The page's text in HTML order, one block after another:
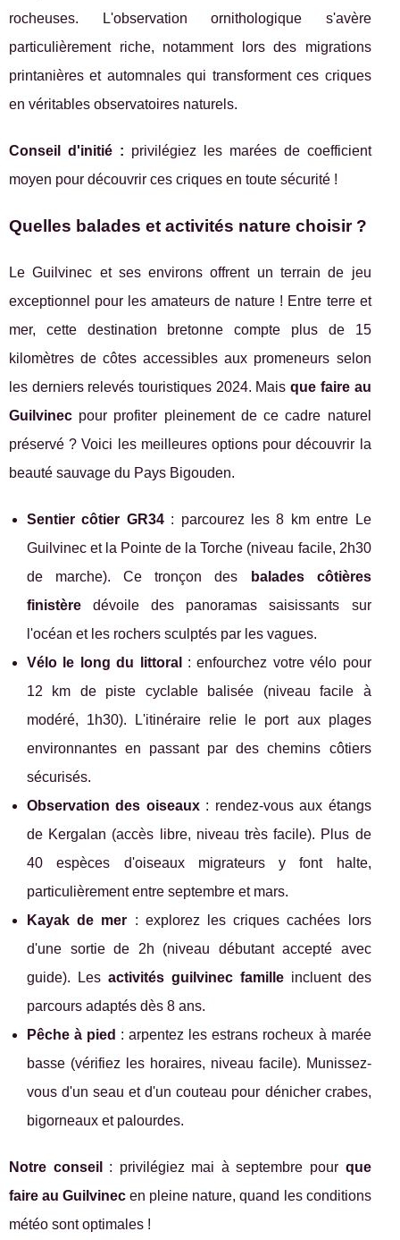
rocheuses. L'observation ornithologique s'avère
particulièrement riche, notamment lors des migrations
printanières et automnales qui transforment ces criques
en véritables observatoires naturels.
Conseil d'initié : privilégiez les marées de coefficient
moyen pour découvrir ces criques en toute sécurité !
Quelles balades et activités nature choisir ?
Le Guilvinec et ses environs offrent un terrain de jeu
exceptionnel pour les amateurs de nature ! Entre terre et
mer, cette destination bretonne compte plus de 15
kilomètres de côtes accessibles aux promeneurs selon
les derniers relevés touristiques 2024. Maisque faire au
Guilvinec pour profiter pleinement de ce cadre naturel
préservé ? Voici les meilleures options pour découvrir la
beauté sauvage du Pays Bigouden.
Sentier côtier GR34: parcourez les 8 km entre Le
Guilvinec et la Pointe de la Torche (niveau facile, 2h30
de marche). Ce tronçon des
balades côtières
finistère dévoile des panoramas saisissants sur
l'océan et les rochers sculptés par les vagues.
Vélo le long du littoral
: enfourchez votre vélo pour
12 km de piste cyclable balisée (niveau facile à
modéré, 1h30). L'itinéraire relie le port aux plages
environnantes en passant par des chemins côtiers
sécurisés.
Observation des oiseaux: rendez-vous aux étangs
de Kergalan (accès libre, niveau très facile). Plus de
40 espèces d'oiseaux migrateurs y font halte,
particulièrement entre septembre et mars.
Kayak de mer : explorez les criques cachées lors
d'une sortie de 2h (niveau débutant accepté avec
guide). Les activités guilvinec familleincluent des
parcours adaptés dès 8 ans.
Pêche à pied : arpentez les estrans rocheux à marée
basse (vérifiez les horaires, niveau facile). Munissez-
vous d'un seau et d'un couteau pour dénicher crabes,
bigorneaux et palourdes.
Notre conseil : privilégiez mai à septembre pour que
faire au Guilvinec en pleine nature, quand les conditions
météo sont optimales !